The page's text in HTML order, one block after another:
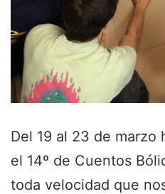
Del 19 al 23 de marzo
el 14º de Cuentos
toda velocidad que